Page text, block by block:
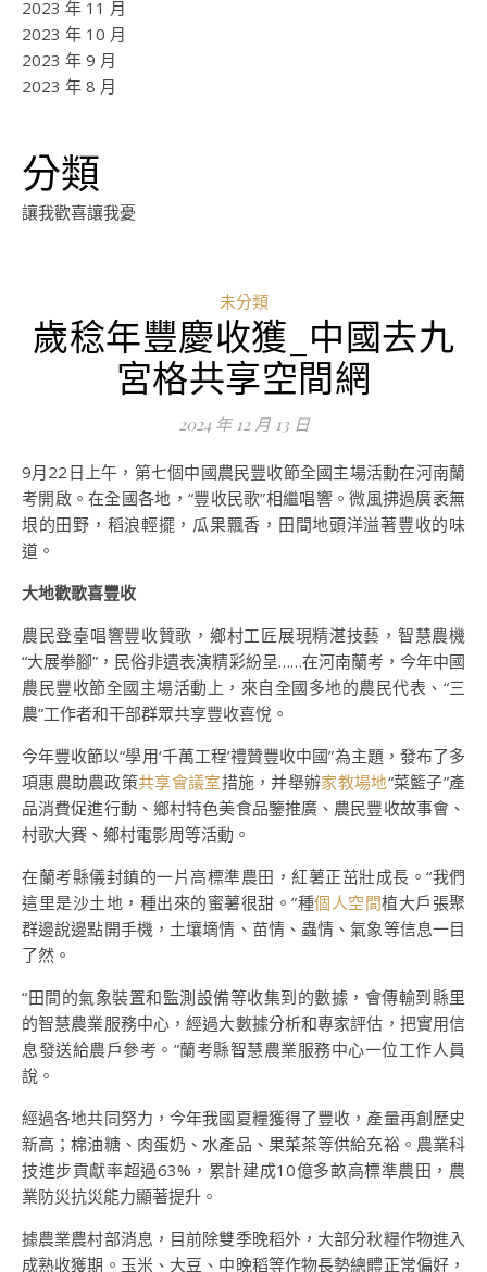
2023 年 11 月
2023 年 10 月
2023 年 9 月
2023 年 8 月
分類
讓我歡喜讓我憂
未分類
歲稔年豐慶收獲_中國去九
宮格共享空間網
2024 年 12 月 13 日
9月22日上午，第七個中國農民豐收節全國主場活動在河南蘭
考開啟。在全國各地，“豐收民歌”相繼唱響。微風拂過廣袤無
垠的田野，稻浪輕擺，瓜果飄香，田間地頭洋溢著豐收的味
道。
大地歡歌喜豐收
農民登臺唱響豐收贊歌，鄉村工匠展現精湛技藝，智慧農機
“大展拳腳”，民俗非遺表演精彩紛呈……在河南蘭考，今年中國
農民豐收節全國主場活動上，來自全國多地的農民代表、“三
農”工作者和干部群眾共享豐收喜悅。
今年豐收節以“學用‘千萬工程’禮贊豐收中國”為主題，發布了多
項惠農助農政策共享會議室措施，并舉辦家教場地“菜籃子”產
品消費促進行動、鄉村特色美食品鑒推廣、農民豐收故事會、
村歌大賽、鄉村電影周等活動。
在蘭考縣儀封鎮的一片高標準農田，紅薯正茁壯成長。“我們
這里是沙土地，種出來的蜜薯很甜。”種個人空間植大戶張聚
群邊說邊點開手機，土壤墑情、苗情、蟲情、氣象等信息一目
了然。
“田間的氣象裝置和監測設備等收集到的數據，會傳輸到縣里
的智慧農業服務中心，經過大數據分析和專家評估，把實用信
息發送給農戶參考。”蘭考縣智慧農業服務中心一位工作人員
說。
經過各地共同努力，今年我國夏糧獲得了豐收，產量再創歷史
新高；棉油糖、肉蛋奶、水產品、果菜茶等供給充裕。農業科
技進步貢獻率超過63%，累計建成10億多畝高標準農田，農
業防災抗災能力顯著提升。
據農業農村部消息，目前除雙季晚稻外，大部分秋糧作物進入
成熟收獲期。玉米、大豆、中晚稻等作物長勢總體正常偏好，